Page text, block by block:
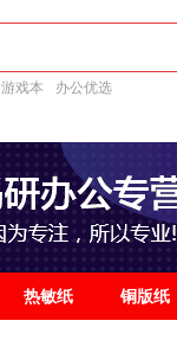
游戏本 办公优选
热敏纸 铜版纸